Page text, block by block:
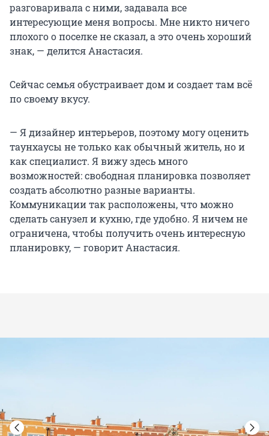
разговаривала с ними, задавала все
интересующие меня вопросы. Мне никто ничего
плохого о поселке не сказал, а это очень хороший
знак, — делится Анастасия.
Сейчас семья обустраивает дом и создает там всё
по своему вкусу.
— Я дизайнер интерьеров, поэтому могу оценить
таунхаусы не только как обычный житель, но и
как специалист. Я вижу здесь много
возможностей: свободная планировка позволяет
создать абсолютно разные варианты.
Коммуникации так расположены, что можно
сделать санузел и кухню, где удобно. Я ничем не
ограничена, чтобы получить очень интересную
планировку, — говорит Анастасия.